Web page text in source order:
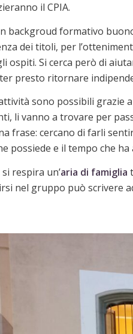
il CPIA.
backgroud formativo
dei titoli, per
ospiti. Si cerca però di
presto ritornare
sono possibili grazie
li vanno a trovare per
frase: cercano di farli
possiede e il tempo che
respira un’aria di famiglia
nel gruppo può scrivere